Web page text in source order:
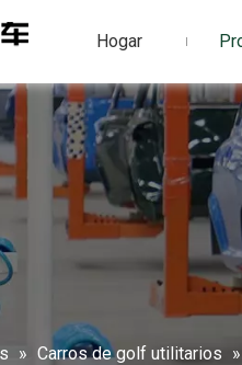
Hogar
» Carros de golf utilitarios »